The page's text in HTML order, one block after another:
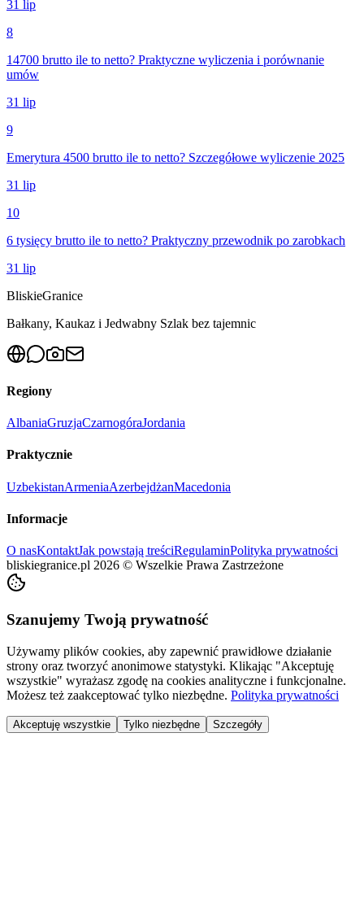
31 lip
8
14700 brutto ile to netto? Praktyczne wyliczenia i porównanie
umów
31 lip
9
Emerytura 4500 brutto ile to netto? Szczegółowe wyliczenie 2025
31 lip
10
6 tysięcy brutto ile to netto? Praktyczny przewodnik po zarobkach
31 lip
BliskieGranice
Bałkany, Kaukaz i Jedwabny Szlak bez tajemnic
Regiony
AlbaniaGruzjaCzarnogóraJordania
Praktycznie
UzbekistanArmeniaAzerbejdżanMacedonia
Informacje
O nasKontaktJak powstają treściRegulaminPolityka prywatności
bliskiegranice.pl 2026 © Wszelkie Prawa Zastrzeżone
Szanujemy Twoją prywatność
Używamy plików cookies, aby zapewnić prawidłowe działanie
strony oraz tworzyć anonimowe statystyki. Klikając "Akceptuję
wszystkie" wyrażasz zgodę na cookies analityczne i funkcjonalne.
Możesz też zaakceptować tylko niezbędne. Polityka prywatności
Akceptuję wszystkie Tylko niezbędne Szczegóły